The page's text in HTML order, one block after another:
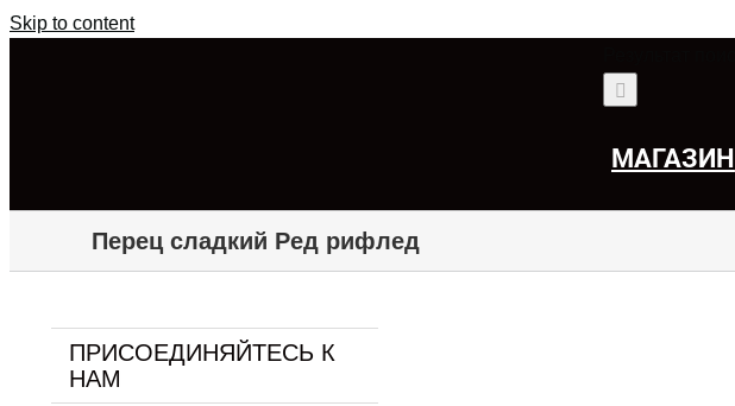
Skip to content
МАГАЗИН
Перец сладкий Ред рифлед
ПРИСОЕДИНЯЙТЕСЬ К
НАМ